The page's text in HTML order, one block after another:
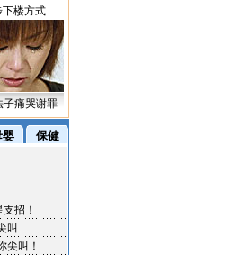
下楼方式
子痛哭谢罪